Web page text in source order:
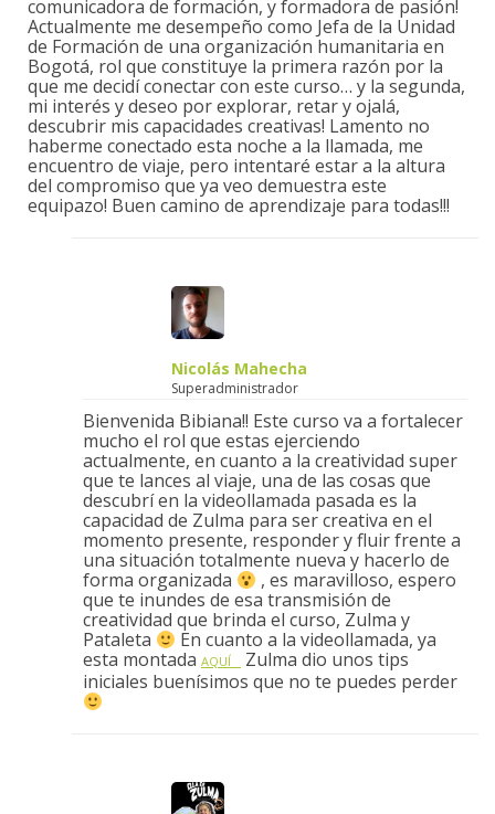
comunicadora de formación, y formadora de pasión!
Actualmente me desempeño como Jefa de la Unidad
de Formación de una organización humanitaria en
Bogotá, rol que constituye la primera razón por la
que me decidí conectar con este curso… y la segunda,
mi interés y deseo por explorar, retar y ojalá,
descubrir mis capacidades creativas! Lamento no
haberme conectado esta noche a la llamada, me
encuentro de viaje, pero intentaré estar a la altura
del compromiso que ya veo demuestra este
equipazo! Buen camino de aprendizaje para todas!!!
Nicolás Mahecha
Superadministrador
Bienvenida Bibiana!! Este curso va a fortalecer
mucho el rol que estas ejerciendo
actualmente, en cuanto a la creatividad super
que te lances al viaje, una de las cosas que
descubrí en la videollamada pasada es la
capacidad de Zulma para ser creativa en el
momento presente, responder y fluir frente a
una situación totalmente nueva y hacerlo de
forma organizada
, es maravilloso, espero
que te inundes de esa transmisión de
creatividad que brinda el curso, Zulma y
Pataleta
En cuanto a la videollamada, ya
esta montada AQUÍ
Zulma dio unos tips
iniciales buenísimos que no te puedes perder